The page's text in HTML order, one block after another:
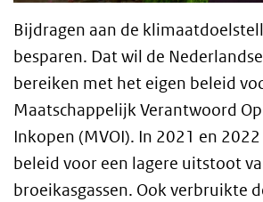
Bijdragen aan de
besparen. Dat wil de
bereiken met het eigen beleid
Maatschappelijk Verantwoord
Inkopen (MVOI). In 2021 en
beleid voor een lagere uitstoot
broeikasgassen. Ook verbruikte